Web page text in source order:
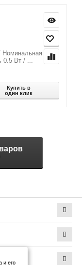
Номинальная
0.5 Вт / ...
Купить в
один клик
еще 13 товаров
и его